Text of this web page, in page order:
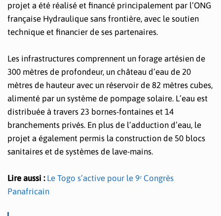
projet a été réalisé et financé principalement par l’ONG
française Hydraulique sans frontière, avec le soutien
technique et financier de ses partenaires.
Les infrastructures comprennent un forage artésien de
300 mètres de profondeur, un château d’eau de 20
mètres de hauteur avec un réservoir de 82 mètres cubes,
alimenté par un système de pompage solaire. L’eau est
distribuée à travers 23 bornes-fontaines et 14
branchements privés. En plus de l’adduction d’eau, le
projet a également permis la construction de 50 blocs
sanitaires et de systèmes de lave-mains.
Lire aussi : Le Togo s’active pour le 9ᵉ Congrès
Panafricain